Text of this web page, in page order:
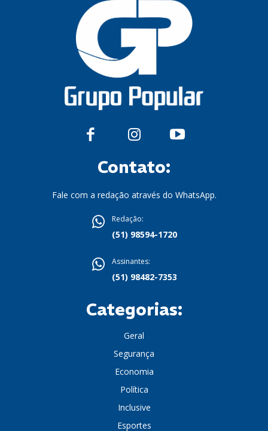
Contato:
Fale com a redação através do WhatsApp.
Redação:
(51) 98594-1720
Assinantes:
(51) 98482-7353
Categorias:
Geral
Segurança
Economia
Política
Inclusive
Esportes